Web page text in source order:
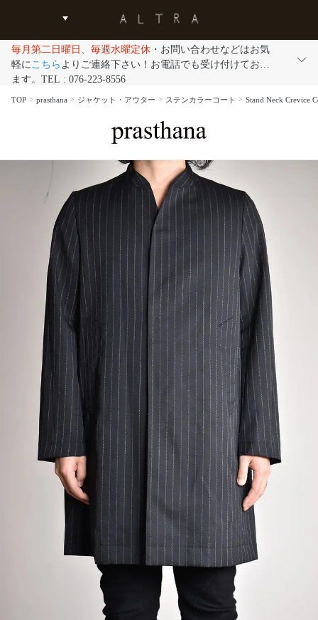
毎月第二日曜日、毎週水曜定休 ・お問い合わせなどはお気
軽にこちら よりご連絡下さい！お電話でも受け付けており
ます。TEL : 076-223-8556
TOP prasthana ジャケット・アウター ステンカラーコート Stand Neck Crevice